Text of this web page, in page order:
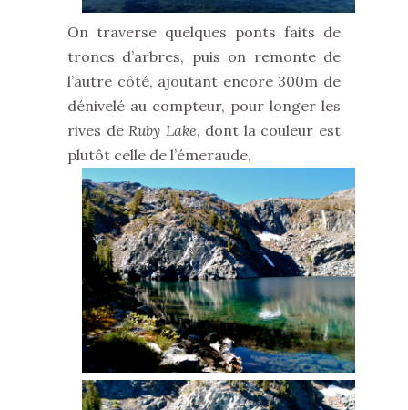
On traverse quelques ponts faits de
troncs d’arbres, puis on remonte de
l’autre côté, ajoutant encore 300m de
dénivelé au compteur, pour longer les
rives de Ruby Lake, dont la couleur est
plutôt celle de l’émeraude,